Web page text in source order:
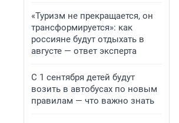
«Туризм не прекращается, он
трансформируется»: как
россияне будут отдыхать в
августе — ответ эксперта
С 1 сентября детей будут
возить в автобусах по новым
правилам — что важно знать